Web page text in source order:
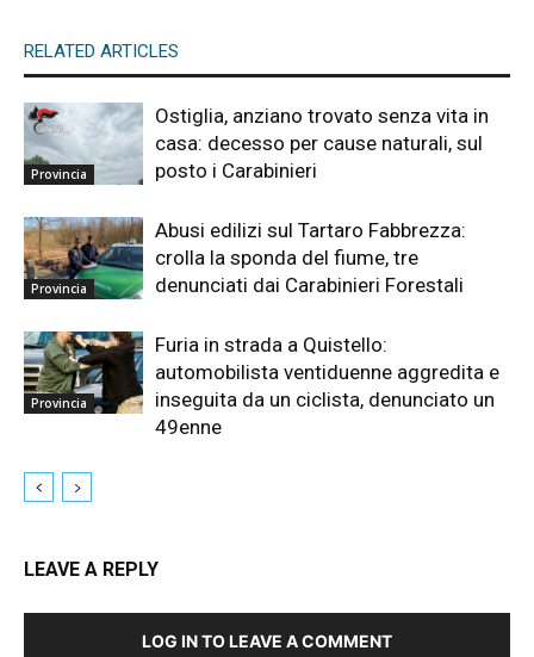
RELATED ARTICLES
Provincia
Ostiglia, anziano trovato senza vita in
casa: decesso per cause naturali, sul
posto i Carabinieri
Provincia
Abusi edilizi sul Tartaro Fabbrezza:
crolla la sponda del fiume, tre
denunciati dai Carabinieri Forestali
Provincia
Furia in strada a Quistello:
automobilista ventiduenne aggredita e
inseguita da un ciclista, denunciato un
49enne
LEAVE A REPLY
LOG IN TO LEAVE A COMMENT